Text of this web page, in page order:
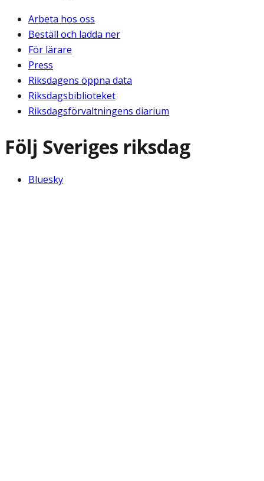
Arbeta hos oss
Beställ och ladda ner
För lärare
Press
Riksdagens öppna data
Riksdagsbiblioteket
Riksdagsförvaltningens diarium
Följ Sveriges riksdag
Bluesky